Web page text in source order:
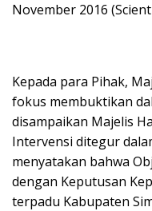
November 2016
Kepada para Pihak,
fokus membuktikan
disampaikan Majelis
Intervensi ditegur
menyatakan bahwa
dengan Keputusan
terpadu Kabupaten